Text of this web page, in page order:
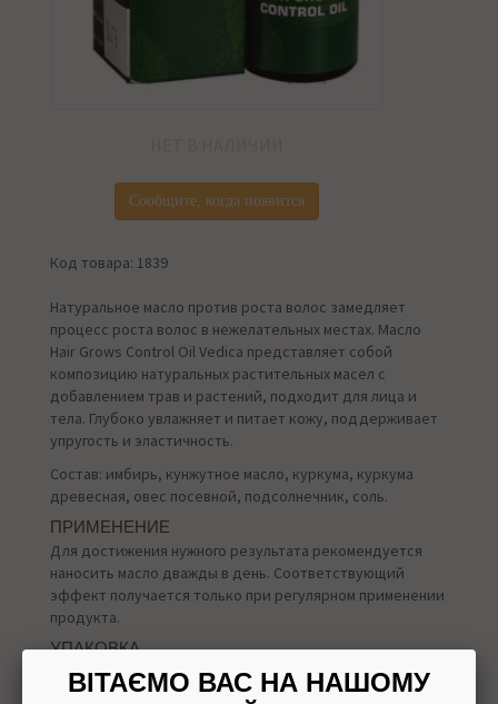
Сообщите, когда появится
Код товара: 1839
Натуральное масло против роста волос замедляет
процесс роста волос в нежелательных местах. Масло
Hair Grows Control Oil Vedica представляет собой
композицию натуральных растительных масел с
добавлением трав и растений, подходит для лица и
тела. Глубоко увлажняет и питает кожу, поддерживает
упругость и эластичность.
Состав: имбирь, кунжутное масло, куркума, куркума
древесная, овес посевной, подсолнечник, соль.
ПРИМЕНЕНИЕ
Для достижения нужного результата рекомендуется
наносить масло дважды в день. Соответствующий
эффект получается только при регулярном применении
продукта.
УПАКОВКА
100 мл
ВІТАЄМО ВАС НА НАШОМУ